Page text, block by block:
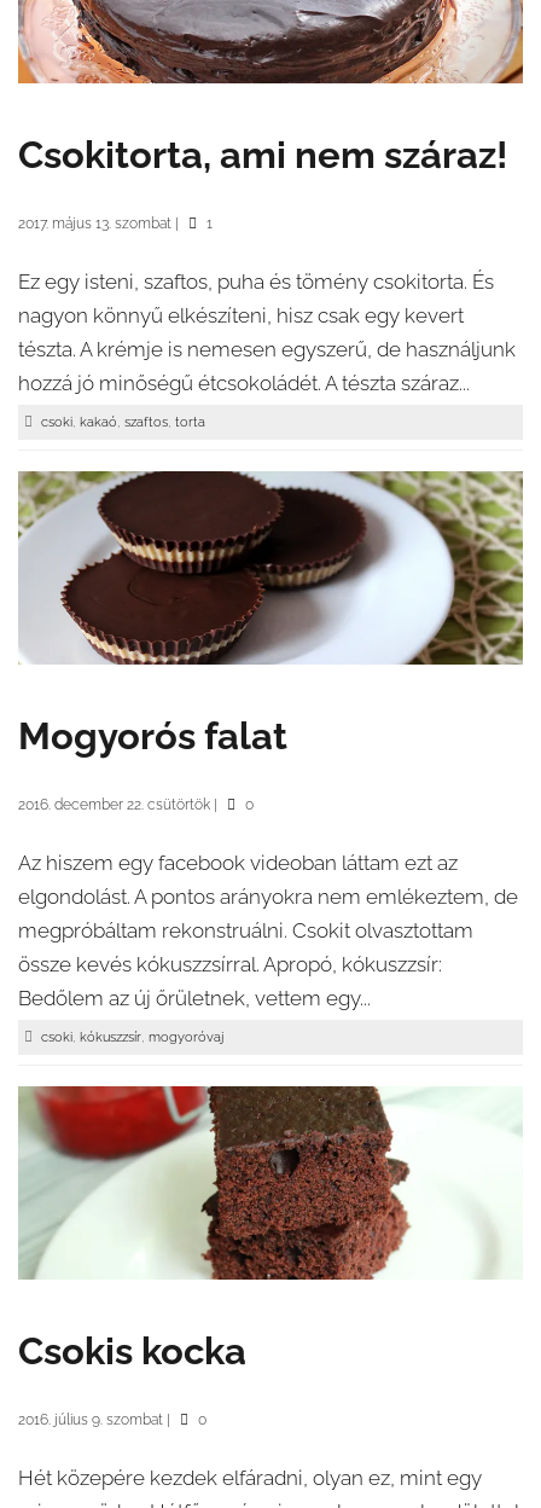
Csokitorta, ami nem száraz!
2017. május 13. szombat 1
Ez egy isteni, szaftos, puha és tömény csokitorta. És
nagyon könnyű elkészíteni, hisz csak egy kevert
tészta. A krémje is nemesen egyszerű, de használjunk
hozzá jó minőségű étcsokoládét. A tészta száraz...
csoki, kakaó, szaftos, torta
Mogyorós falat
2016. december 22. csütörtök 0
Az hiszem egy facebook videoban láttam ezt az
elgondolást. A pontos arányokra nem emlékeztem, de
megpróbáltam rekonstruálni. Csokit olvasztottam
össze kevés kókuszzsírral. Apropó, kókuszzsír:
Bedőlem az új őrületnek, vettem egy...
csoki, kókuszzsír, mogyoróvaj
Csokis kocka
2016. július 9. szombat 0
Hét közepére kezdek elfáradni, olyan ez, mint egy